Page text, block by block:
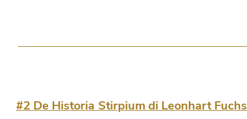
#2 De Historia Stirpium di Leonhart Fuchs